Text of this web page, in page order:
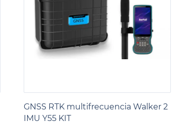
GNSS RTK multifrecuencia Walker 2
IMU Y55 KIT